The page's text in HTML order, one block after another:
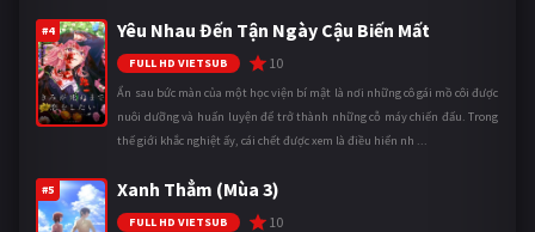
#4 Yêu Nhau Đến Tận Ngày Cậu Biến Mất
FULL HD VIETSUB 10
Ẩn sau bức màn của một học viện bí mật là nơi những cô gái mồ côi được
nuôi dưỡng và huấn luyện để trở thành những cỗ máy chiến đấu. Trong
thế giới khắc nghiệt ấy, cái chết được xem là điều hiển nh ...
#5 Xanh Thẳm (Mùa 3)
FULL HD VIETSUB 10